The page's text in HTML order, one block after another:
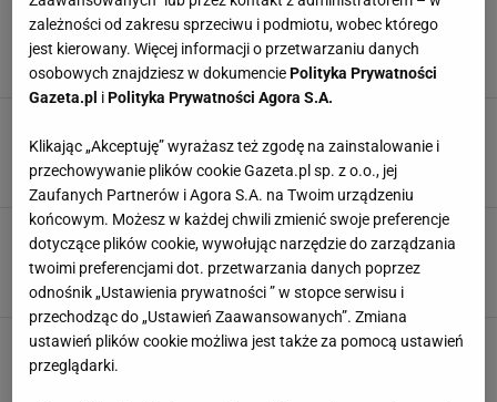
Tak Szeremeta zaczęła mówić o
Lewandowskim. Krótko i konkretnie
Dawid Franek,7 SIERPNIA 2026, 16:34
Lewandowskiego
Filip Macuda,7 SIERPNIA 2026, 05:06
Lewandowski nie ma żadnych szans. Ekspert
mówi to wprost
Bartosz Królikowski,6 SIERPNIA 2026, 17:03
Liczby nie kłamią. Pod tym względem
zależności od zakresu sprzeciwu i podmiotu, wobec którego
jest kierowany. Więcej informacji o przetwarzaniu danych
osobowych znajdziesz w dokumenciePolityka Prywatności
Gazeta.pl iPolityka Prywatności Agora S.A.
Klikając „Akceptuję” wyrażasz też zgodę na zainstalowanie i
przechowywanie plików cookie Gazeta.pl sp. z o.o., jej
Zaufanych Partnerów i Agora S.A. na Twoim urządzeniu
końcowym. Możesz w każdej chwili zmienić swoje preferencje
dotyczące plików cookie, wywołując narzędzie do zarządzania
twoimi preferencjami dot. przetwarzania danych poprzez
odnośnik „Ustawienia prywatności ” w stopce serwisu i
przechodząc do „Ustawień Zaawansowanych”. Zmiana
ustawień plików cookie możliwa jest także za pomocą ustawień
przeglądarki.